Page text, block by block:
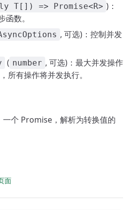
T[]) => Promise<R> )：
数。
, 可选)：控制并发
( number , 可选)：最大并发操作
所有操作将并发执行。
一个 Promise，解析为转换值的
面